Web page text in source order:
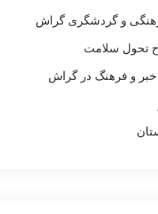
و گردشگری گراش
تحول سلامت
خبر و فرهنگ در گراش